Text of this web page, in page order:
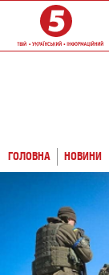
ГОЛОВНА НОВИНИ